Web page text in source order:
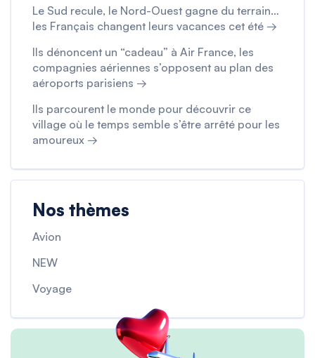
Le Sud recule, le Nord-Ouest gagne du terrain…
les Français changent leurs vacances cet été →
Ils dénoncent un “cadeau” à Air France, les
compagnies aériennes s’opposent au plan des
aéroports parisiens →
Ils parcourent le monde pour découvrir ce
village où le temps semble s’être arrêté pour les
amoureux →
Nos thèmes
Avion
NEW
Voyage